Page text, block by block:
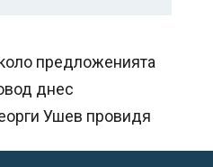
предложенията
днес
Ушев провидя